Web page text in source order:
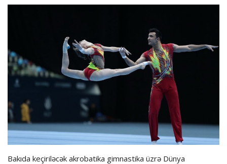
Layihə
İdman növləri
Bakıda keçiriləcək akrobatika gimnastika üzrə Dünya